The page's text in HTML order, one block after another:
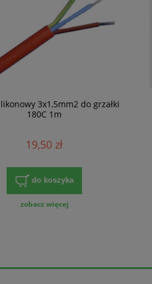
3x1,5mm2 do grzałki
180C 1m
19,50 zł
do koszyka
zobacz więcej